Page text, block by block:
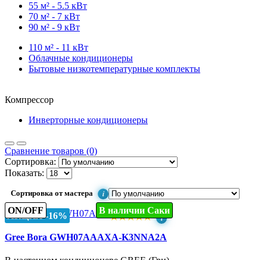
55 м² - 5.5 кВт
70 м² - 7 кВт
90 м² - 9 кВт
110 м² - 11 кВт
Облачные кондиционеры
Бытовые низкотемпературные комплекты
Компрессор
Инверторные кондиционеры
Сравнение товаров (0)
Сортировка:
Показать:
Сортировка от мастера i
АКЦИЯ -16% ★★★★★ i
ON/OFF В наличии Саки
Gree Bora GWH07AAAXA-K3NNA2A